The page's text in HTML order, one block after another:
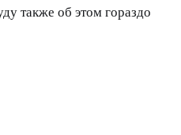
также об этом гораздо